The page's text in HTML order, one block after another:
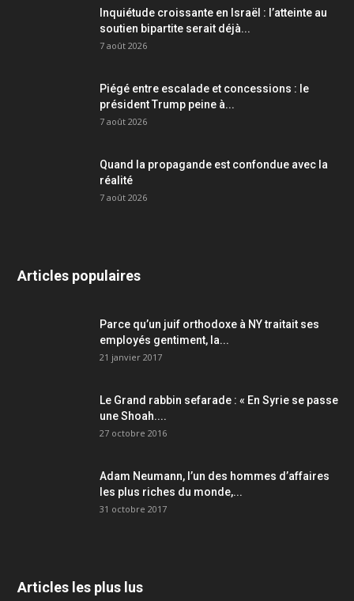
Inquiétude croissante en Israël : l’atteinte au
soutien bipartite serait déjà...
7 août 2026
Piégé entre escalade et concessions : le
président Trump peine à...
7 août 2026
Quand la propagande est confondue avec la
réalité
7 août 2026
Articles populaires
Parce qu’un juif orthodoxe à NY traitait ses
employés gentiment, la...
21 janvier 2017
Le Grand rabbin sefarade : « En Syrie se passe
une Shoah....
27 octobre 2016
Adam Neumann, l’un des hommes d’affaires
les plus riches du monde,...
31 octobre 2017
Articles les plus lus